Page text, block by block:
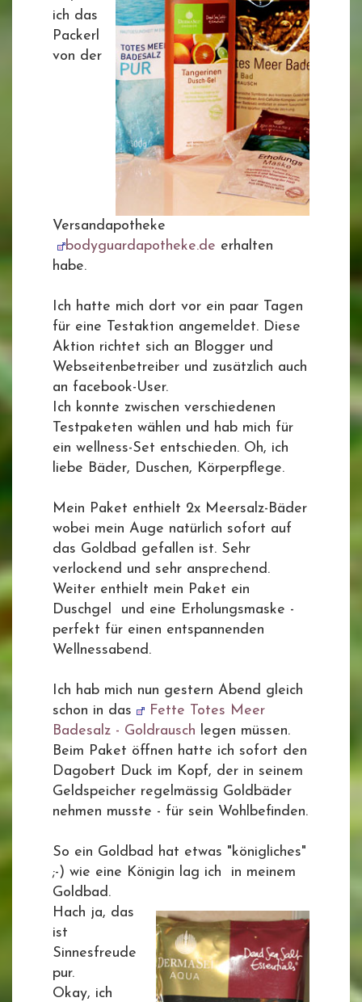
ich das
Packerl
von der
Versandapotheke
bodyguardapotheke.de erhalten
habe.
Ich hatte mich dort vor ein paar Tagen
für eine Testaktion angemeldet. Diese
Aktion richtet sich an Blogger und
Webseitenbetreiber und zusätzlich auch
an facebook-User.
Ich konnte zwischen verschiedenen
Testpaketen wählen und hab mich für
ein wellness-Set entschieden. Oh, ich
liebe Bäder, Duschen, Körperpflege.
Mein Paket enthielt 2x Meersalz-Bäder
wobei mein Auge natürlich sofort auf
das Goldbad gefallen ist. Sehr
verlockend und sehr ansprechend.
Weiter enthielt mein Paket ein
Duschgel und eine Erholungsmaske -
perfekt für einen entspannenden
Wellnessabend.
Ich hab mich nun gestern Abend gleich
schon in das
Fette Totes Meer
Badesalz - Goldrausch legen müssen.
Beim Paket öffnen hatte ich sofort den
Dagobert Duck im Kopf, der in seinem
Geldspeicher regelmässig Goldbäder
nehmen musste - für sein Wohlbefinden.
So ein Goldbad hat etwas "königliches"
;-) wie eine Königin lag ich in meinem
Goldbad.
Hach ja, das
ist
Sinnesfreude
pur.
Okay, ich